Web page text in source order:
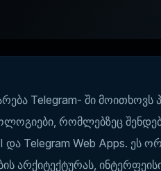
Telegram- ში
რომლებზეც
და Telegram Web Apps. ეს
არქიტექტურას,